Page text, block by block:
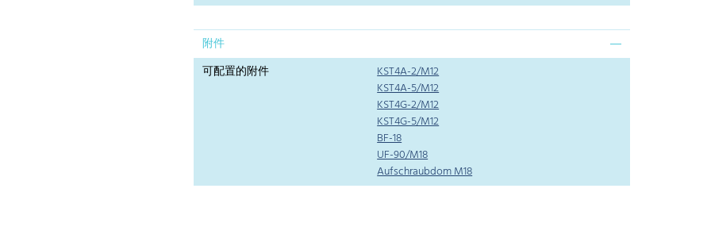
附件
可配置的附件
KST4A-2/M12
KST4A-5/M12
KST4G-2/M12
KST4G-5/M12
BF-18
UF-90/M18
Aufschraubdom M18